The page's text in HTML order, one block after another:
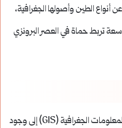
أنواع الطين وأصولها الجغرافية،
تربط حماة في العصر البرونزي
تشير النمذجة باستخدام نظم المعلومات الجغرافية (GIS) إلى وجود